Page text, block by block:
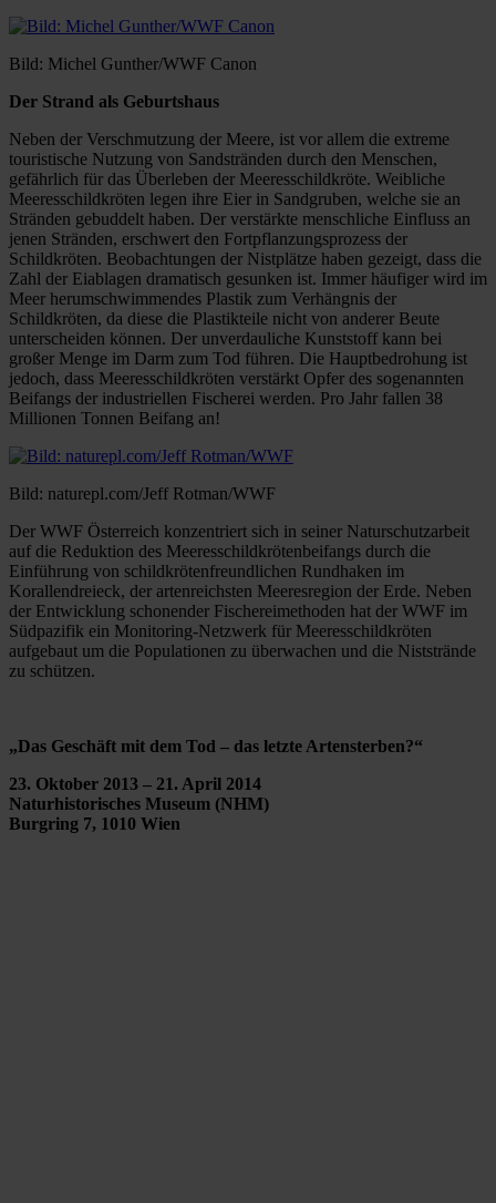
Bild: Michel Gunther/WWF Canon
Der Strand als Geburtshaus
Neben der Verschmutzung der Meere, ist vor allem die extreme
touristische Nutzung von Sandstränden durch den Menschen,
gefährlich für das Überleben der Meeresschildkröte. Weibliche
Meeresschildkröten legen ihre Eier in Sandgruben, welche sie an
Stränden gebuddelt haben. Der verstärkte menschliche Einfluss an
jenen Stränden, erschwert den Fortpflanzungsprozess der
Schildkröten. Beobachtungen der Nistplätze haben gezeigt, dass die
Zahl der Eiablagen dramatisch gesunken ist. Immer häufiger wird im
Meer herumschwimmendes Plastik zum Verhängnis der
Schildkröten, da diese die Plastikteile nicht von anderer Beute
unterscheiden können. Der unverdauliche Kunststoff kann bei
großer Menge im Darm zum Tod führen. Die Hauptbedrohung ist
jedoch, dass Meeresschildkröten verstärkt Opfer des sogenannten
Beifangs der industriellen Fischerei werden. Pro Jahr fallen 38
Millionen Tonnen Beifang an!
Bild: naturepl.com/Jeff Rotman/WWF
Der WWF Österreich konzentriert sich in seiner Naturschutzarbeit
auf die Reduktion des Meeresschildkrötenbeifangs durch die
Einführung von schildkrötenfreundlichen Rundhaken im
Korallendreieck, der artenreichsten Meeresregion der Erde. Neben
der Entwicklung schonender Fischereimethoden hat der WWF im
Südpazifik ein Monitoring-Netzwerk für Meeresschildkröten
aufgebaut um die Populationen zu überwachen und die Niststrände
zu schützen.
„Das Geschäft mit dem Tod – das letzte Artensterben?“
23. Oktober 2013 – 21. April 2014
Naturhistorisches Museum (NHM)
Burgring 7, 1010 Wien